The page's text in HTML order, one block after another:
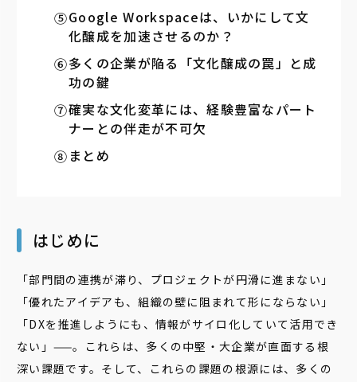
Google Workspaceは、いかにして文
化醸成を加速させるのか？
多くの企業が陥る「文化醸成の罠」と成
功の鍵
確実な文化変革には、経験豊富なパート
ナーとの伴走が不可欠
まとめ
はじめに
「部門間の連携が滞り、プロジェクトが円滑に進まない」
「優れたアイデアも、組織の壁に阻まれて形にならない」
「DXを推進しようにも、情報がサイロ化していて活用でき
ない」——。これらは、多くの中堅・大企業が直面する根
深い課題です。そして、これらの課題の根源には、多くの